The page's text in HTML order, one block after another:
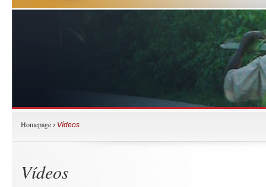
Homepage › Vídeos
Vídeos